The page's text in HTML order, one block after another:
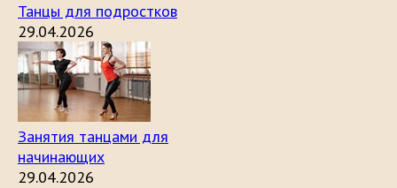
Танцы для подростков
29.04.2026
Занятия танцами для
начинающих
29.04.2026